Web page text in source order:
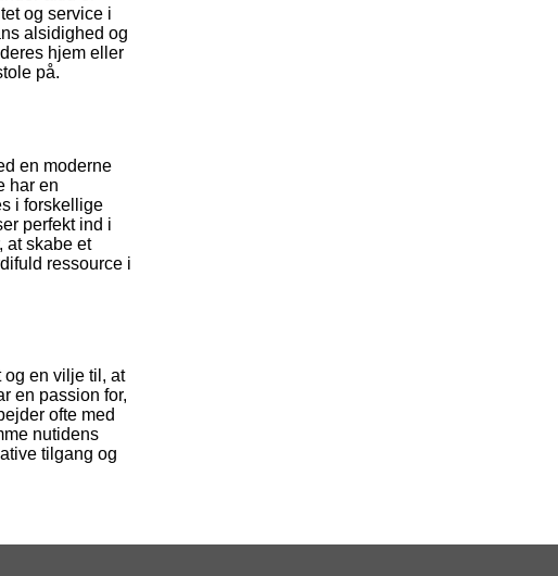
og service i
alsidighed og
hjem eller
på.
en moderne
har en
i forskellige
perfekt ind i
at skabe et
ressource i
en vilje til, at
en passion for,
ofte med
nutidens
tilgang og